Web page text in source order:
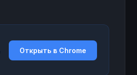
Открыть в Chrome